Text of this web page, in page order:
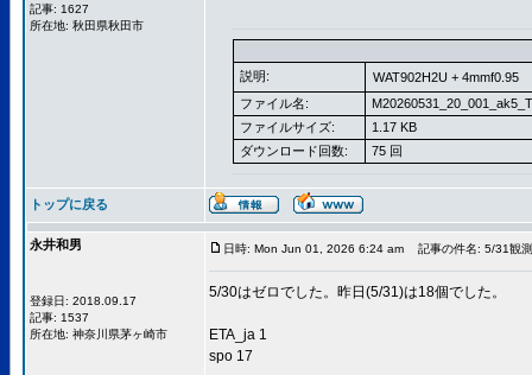
記事: 1627
所在地: 秋田県秋田市
説明:
WAT902H2U + 4mmf0.95
ファイル名:
ファイルサイズ:
1.17 KB
ダウンロード回数:
75 回
トップに戻る
永井和男
登録日: 2018.09.17
記事: 1537
所在地: 神奈川県茅ヶ崎市
日時: Mon Jun 01, 2026 6:24 am 記事の件名: 5/31観
5/30はゼロでした。昨日(5/31)は18個でした。
ETA_ja 1
spo 17